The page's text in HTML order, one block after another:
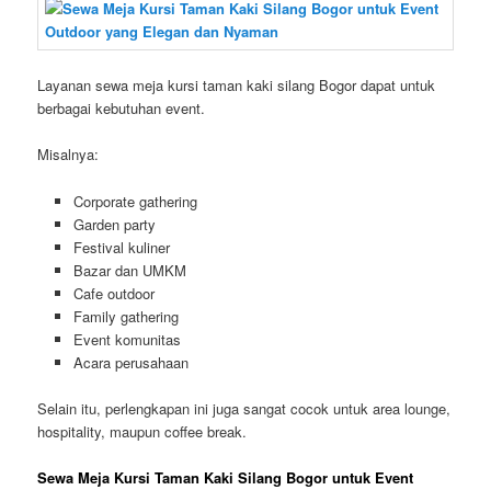
Layanan sewa meja kursi taman kaki silang Bogor dapat untuk
berbagai kebutuhan event.
Misalnya:
Corporate gathering
Garden party
Festival kuliner
Bazar dan UMKM
Cafe outdoor
Family gathering
Event komunitas
Acara perusahaan
Selain itu, perlengkapan ini juga sangat cocok untuk area lounge,
hospitality, maupun coffee break.
Sewa Meja Kursi Taman Kaki Silang Bogor untuk Event